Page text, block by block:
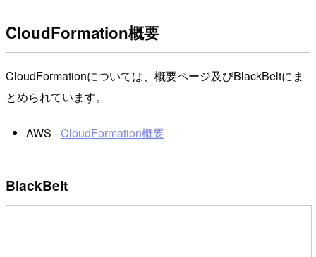
CloudFormation概要
CloudFormationについては、概要ページ及びBlackBeltにま
とめられています。
AWS -CloudFormation概要
BlackBelt